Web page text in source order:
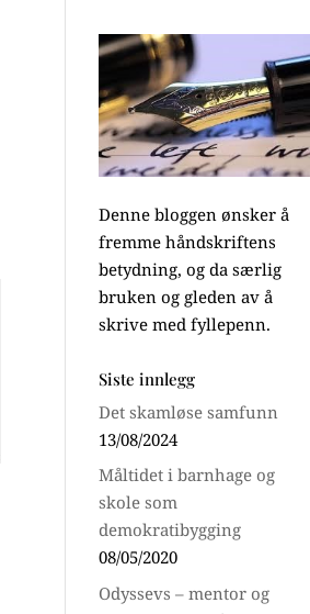
Denne bloggen ønsker å
fremme håndskriftens
betydning, og da særlig
bruken og gleden av å
skrive med fyllepenn.
Siste innlegg
Det skamløse samfunn
13/08/2024
Måltidet i barnhage og
skole som
demokratibygging
08/05/2020
Odyssevs – mentor og